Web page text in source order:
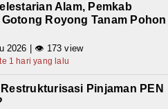
Alam, Pemkab
Royong Tanam Pohon
2026 | 👁 173 view
1 hari yang lalu
Pinjaman PEN